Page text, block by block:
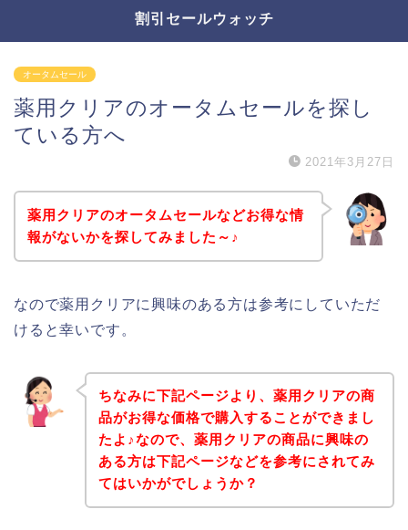
割引セールウォッチ
オータムセール
薬用クリアのオータムセールを探し
ている方へ
2021年3月27日
薬用クリアのオータムセールなどお得な情
報がないかを探してみました～♪
なので薬用クリアに興味のある方は参考にしていただ
けると幸いです。
ちなみに下記ページより、薬用クリアの商
品がお得な価格で購入することができまし
たよ♪なので、薬用クリアの商品に興味の
ある方は下記ページなどを参考にされてみ
てはいかがでしょうか？